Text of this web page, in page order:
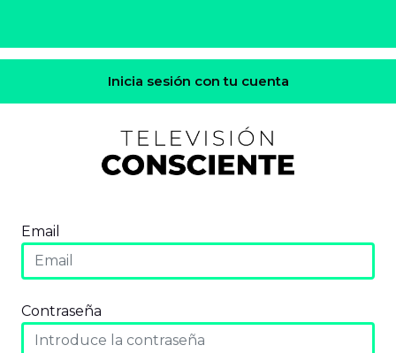
Inicia sesión con tu cuenta
Email
Contraseña